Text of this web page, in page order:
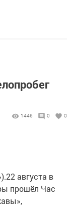
1446 0 0
августа в
прошёл Час